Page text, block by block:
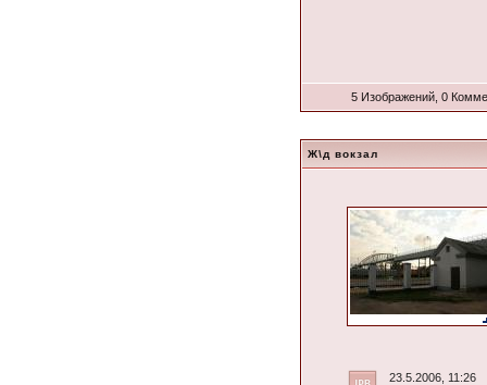
5 Изображений, 0
Ж\д вокзал
23.5.2006, 11:26